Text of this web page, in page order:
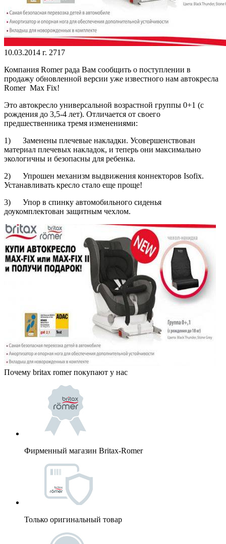
10.03.2014 г. 2717
Компания Romer рада Вам сообщить о поступлении в
продажу обновленной версии уже известного нам автокресла
Romer Max Fix!
Это автокресло универсальной возрастной группы 0+1 (с
рождения до 3,5-4 лет). Отличается от своего
предшественника тремя изменениями:
1) Заменены плечевые накладки. Усовершенствован
материал плечевых накладок, и теперь они максимально
экологичны и безопасны для ребенка.
2) Упрошен механизм выдвижения коннекторов Isofix.
Устанавливать кресло стало еще проще!
3) Упор в спинку автомобильного сиденья
доукомплектован защитным чехлом.
Почему britax romer покупают у нас
Фирменный магазин Britax-Romer
Только оригинальный товар